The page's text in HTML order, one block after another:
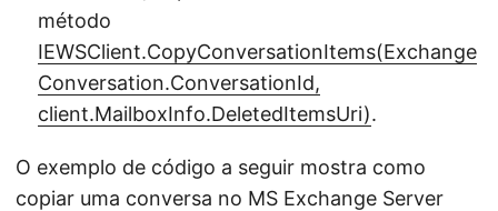
método
IEWSClient.CopyConversationItems(Exchange
Conversation.ConversationId,
client.MailboxInfo.DeletedItemsUri).
O exemplo de código a seguir mostra como
copiar uma conversa no MS Exchange Server